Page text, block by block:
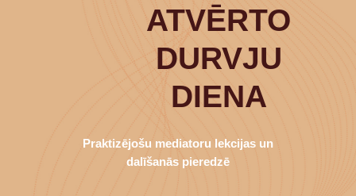
Praktizējošu mediatoru lekcijas un
dalīšanās pieredzē
ATVĒRTO
DURVJU
DIENA